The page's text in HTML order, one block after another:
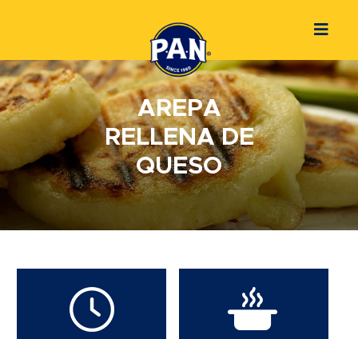
AREPA
RELLENA DE
QUESO